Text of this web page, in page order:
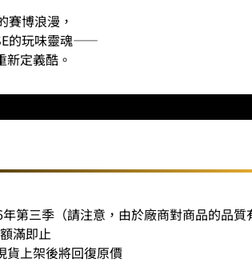
賽博浪漫，
的玩味靈魂——
定義酷。
第三季（請注意，由於廠商對商品的品質
滿即止
貨上架後將回復原價